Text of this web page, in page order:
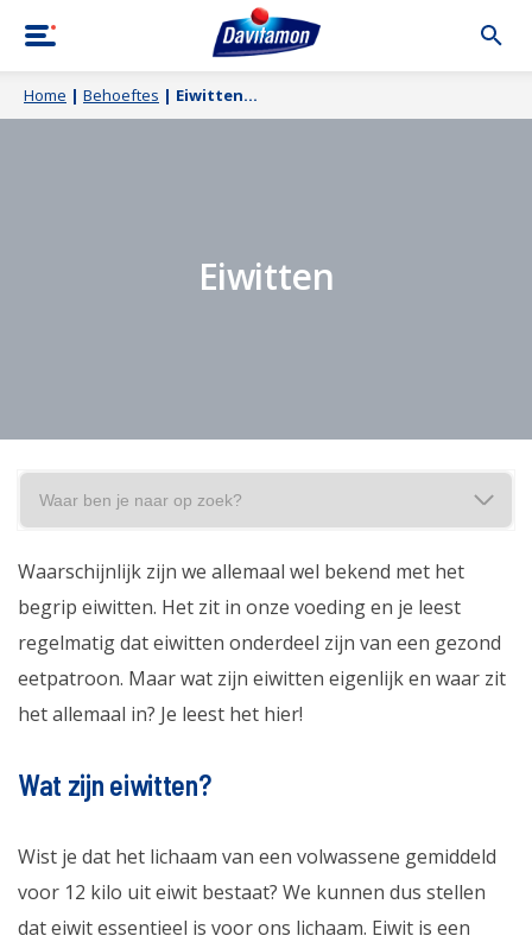
Home | Behoeftes | Eiwitten
Eiwitten
Waarschijnlijk zijn we allemaal wel bekend met het
begrip eiwitten. Het zit in onze voeding en je leest
regelmatig dat eiwitten onderdeel zijn van een gezond
eetpatroon. Maar wat zijn eiwitten eigenlijk en waar zit
het allemaal in? Je leest het hier!
Wat zijn eiwitten?
Wist je dat het lichaam van een volwassene gemiddeld
voor 12 kilo uit eiwit bestaat? We kunnen dus stellen
dat eiwit essentieel is voor ons lichaam. Eiwit is een